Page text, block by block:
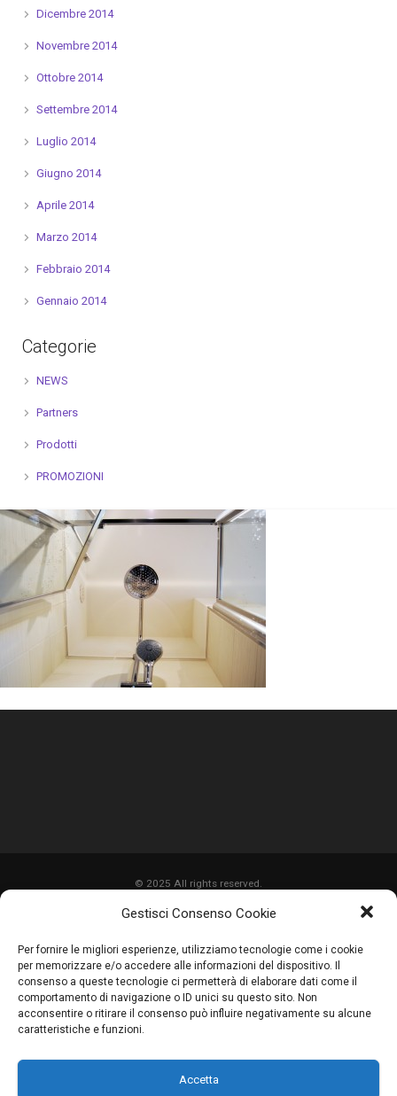
Gestisci Consenso Cookie
Per fornire le migliori esperienze, utilizziamo tecnologie come i cookie
per memorizzare e/o accedere alle informazioni del dispositivo. Il
consenso a queste tecnologie ci permetterà di elaborare dati come il
comportamento di navigazione o ID unici su questo sito. Non
acconsentire o ritirare il consenso può influire negativamente su alcune
caratteristiche e funzioni.
Accetta
Dicembre 2014
Novembre 2014
Ottobre 2014
Settembre 2014
Luglio 2014
Giugno 2014
Aprile 2014
Marzo 2014
Febbraio 2014
Gennaio 2014
Categorie
NEWS
Partners
Prodotti
PROMOZIONI
© 2025 All rights reserved.
CHI SIAMO
SERVIZI
LAVORI
PARTNER